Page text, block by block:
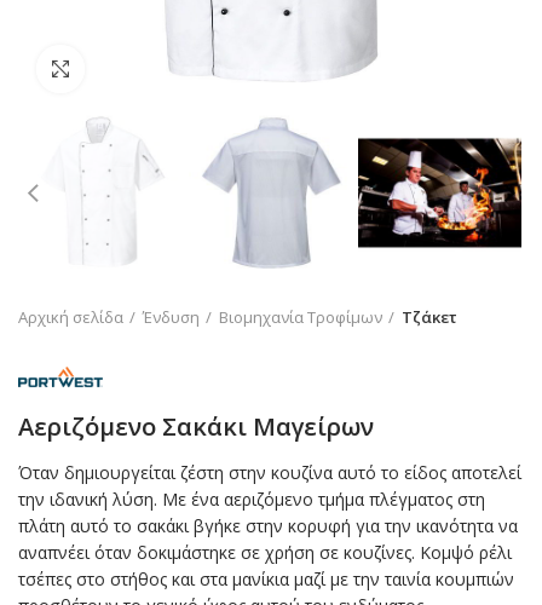
Click to enlarge
Αρχική σελίδα Ένδυση Βιομηχανία Τροφίμων Τζάκετ
Αεριζόμενο Σακάκι Μαγείρων
Όταν δημιουργείται ζέστη στην κουζίνα αυτό το είδος αποτελεί
την ιδανική λύση. Με ένα αεριζόμενο τμήμα πλέγματος στη
πλάτη αυτό το σακάκι βγήκε στην κορυφή για την ικανότητα να
αναπνέει όταν δοκιμάστηκε σε χρήση σε κουζίνες. Κομψό ρέλι
τσέπες στο στήθος και στα μανίκια μαζί με την ταινία κουμπιών